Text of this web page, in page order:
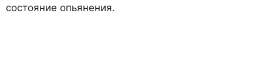
состояние опьянения.